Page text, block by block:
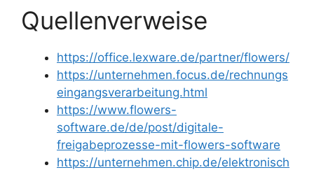
Quellenverweise
https://office.lexware.de/partner/flowers/
https://unternehmen.focus.de/rechnungs
eingangsverarbeitung.html
https://www.flowers-
software.de/de/post/digitale-
freigabeprozesse-mit-flowers-software
https://unternehmen.chip.de/elektronisch